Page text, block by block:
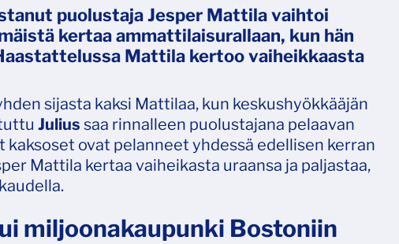
puolustaja Jesper Mattila vaihtoi
kertaa ammattilaisurallaan, kun hän
Mattila kertoo vaiheikkaasta
sijasta kaksi Mattilaa, kun keskushyökkääjän
Julius saa rinnalleen puolustajana pelaavan
kaksoset ovat pelanneet yhdessä edellisen kerran
Mattila kertaa vaiheikasta uraansa ja paljastaa,
miljoonakaupunki Bostoniin